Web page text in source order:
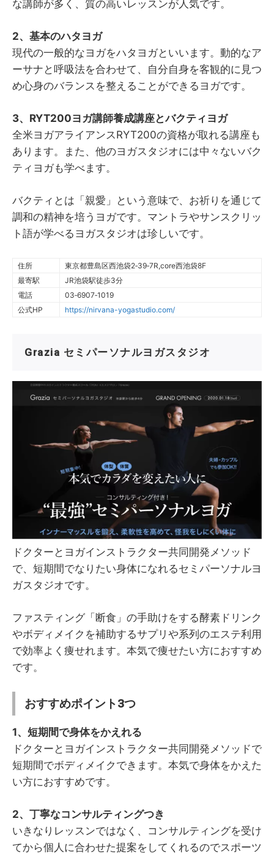
な講師が多く、質の高いレッスンが人気です。
2、基本のハタヨガ
現代の一般的なヨガをハタヨガといいます。動的なア
ーサナと呼吸法を合わせて、自分自身を客観的に見つ
め心身のバランスを整えることができるヨガです。
3、RYT200ヨガ講師養成講座とバクティヨガ
全米ヨガアライアンスRYT200の資格が取れる講座も
あります。また、他のヨガスタジオには中々ないバク
ティヨガも学べます。
バクティとは「親愛」という意味で、お祈りを通じて
調和の精神を培うヨガです。マントラやサンスクリッ
ト語が学べるヨガスタジオは珍しいです。
住所
東京都豊島区西池袋2‐39‐7R,core西池袋8F
最寄駅
JR池袋駅徒歩3分
電話
03‐6907‐1019
公式HP
https://nirvana-yogastudio.com/
Grazia セミパーソナルヨガスタジオ
ドクターとヨガインストラクター共同開発メソッド
で、短期間でなりたい身体になれるセミパーソナルヨ
ガスタジオです。
ファスティング「断食」の手助けをする酵素ドリンク
やボディメイクを補助するサプリや系列のエステ利用
で効率よく痩せれます。本気で痩せたい方におすすめ
です。
おすすめポイント3つ
1、短期間で身体をかえれる
ドクターとヨガインストラクター共同開発メソッドで
短期間でボディメイクできます。本気で身体をかえた
い方におすすめです。
2、丁寧なコンサルティングつき
いきなりレッスンではなく、コンサルティングを受け
てから個人に合わせた提案をしてくれるのでスポーツ